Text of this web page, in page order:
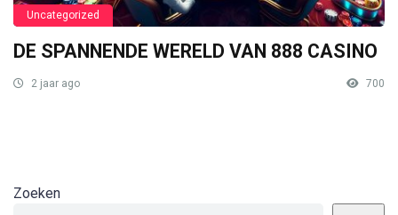
Uncategorized
DE SPANNENDE WERELD VAN 888 CASINO
2 jaar ago 700
Zoeken